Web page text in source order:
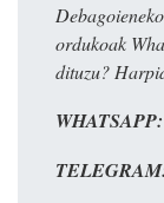
ordukoak
dituzu?
WHATSAPP: